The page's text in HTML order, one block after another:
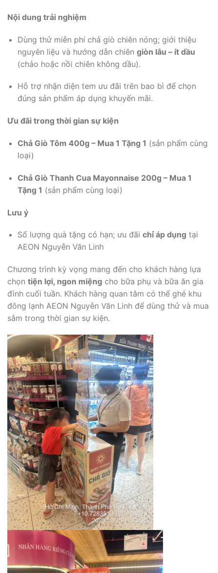
Nội dung trải nghiệm
Dùng thử miễn phí chả giò chiên nóng; giới thiệu
nguyên liệu và hướng dẫn chiên giòn lâu – ít dầu
(chảo hoặc nồi chiên không dầu).
Hỗ trợ nhận diện tem ưu đãi trên bao bì để chọn
đúng sản phẩm áp dụng khuyến mãi.
Ưu đãi trong thời gian sự kiện
Chả Giò Tôm 400g – Mua 1 Tặng 1 (sản phẩm cùng
loại)
Chả Giò Thanh Cua Mayonnaise 200g – Mua 1
Tặng 1 (sản phẩm cùng loại)
Lưu ý
Số lượng quà tặng có hạn; ưu đãi chỉ áp dụng tại
AEON Nguyễn Văn Linh
Chương trình kỳ vọng mang đến cho khách hàng lựa
chọn tiện lợi, ngon miệng cho bữa phụ và bữa ăn gia
đình cuối tuần. Khách hàng quan tâm có thể ghé khu
đông lạnh AEON Nguyễn Văn Linh để dùng thử và mua
sắm trong thời gian sự kiện.